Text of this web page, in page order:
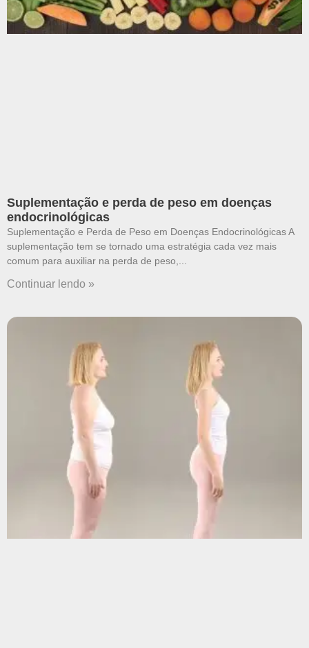
Suplementação e perda de peso em doenças
endocrinológicas
Suplementação e Perda de Peso em Doenças Endocrinológicas A
suplementação tem se tornado uma estratégia cada vez mais
comum para auxiliar na perda de peso,
Continuar lendo »